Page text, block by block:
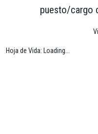
puesto/cargo
Hoja de Vida: Loading...